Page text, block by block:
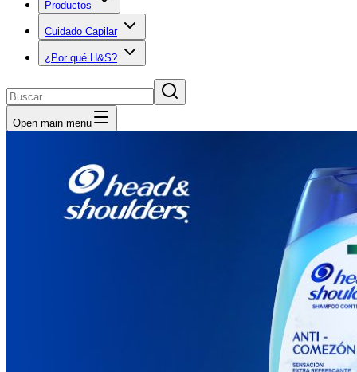
Productos
Cuidado Capilar
¿Por qué H&S?
Open main menu